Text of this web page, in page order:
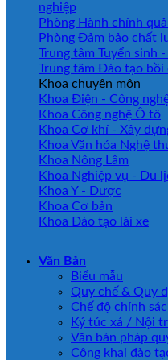
nghiệp
Phòng Hành chính
Phòng Đảm bảo chất
Trung tâm Tuyển sinh
Trung tâm Đào tạo
Khoa chuyên môn
Khoa Điện - Công
Khoa Công nghệ Ô tô
Khoa Cơ khí - Xây
Khoa Văn hóa Nghệ
Khoa Nông Lâm
Khoa Nghiệp vụ - Du
Khoa Y - Dược
Khoa Cơ bản
Khoa Đào tạo lái xe
Văn Bản
Biểu mẫu
Quy chế & Quy
Chế độ chính
Ký túc xá / Nội
Văn bản pháp
Công khai đào